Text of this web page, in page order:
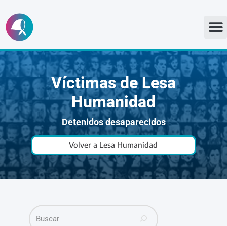
Ir
al
contenido
Víctimas de Lesa
Humanidad
Detenidos desaparecidos
Volver a Lesa Humanidad